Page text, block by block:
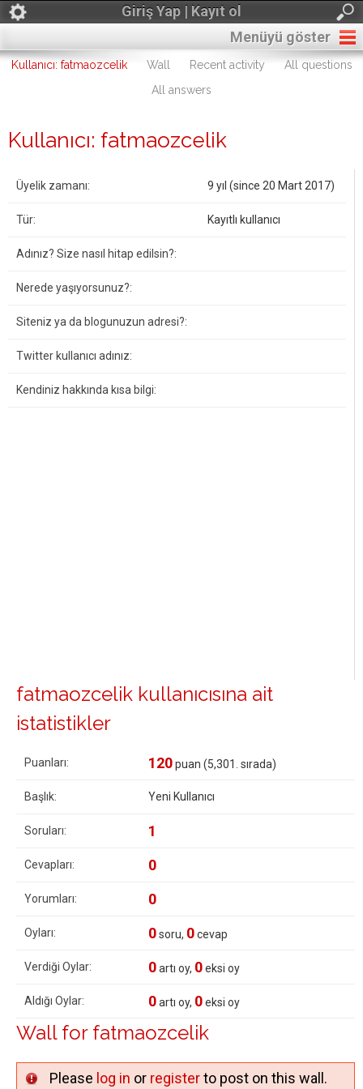
Giriş Yap | Kayıt ol
Menüyü göster
Kullanıcı: fatmaozcelik Wall Recent activity
All questions
All answers
Kullanıcı: fatmaozcelik
Üyelik zamanı: 9 yıl (since 20 Mart 2017)
Tür: Kayıtlı kullanıcı
Adınız? Size nasıl hitap edilsin?:
Nerede yaşıyorsunuz?:
Siteniz ya da blogunuzun adresi?:
Twitter kullanıcı adınız:
Kendiniz hakkında kısa bilgi:
fatmaozcelik kullanıcısına ait
istatistikler
Puanları: 120puan (5,301 . sırada)
Başlık: Yeni Kullanıcı
Soruları: 1
Cevapları: 0
Yorumları: 0
Oyları: 0soru, 0cevap
Verdiği Oylar: 0artı oy, 0eksi oy
Aldığı Oylar: 0artı oy, 0eksi oy
Wall for fatmaozcelik
Please log in or registerto post on this wall.